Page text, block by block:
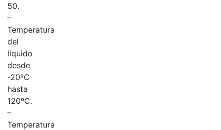
50.
–
Temperatura
del
líquido
desde
-20ºC
hasta
120ºC.
–
Temperatura